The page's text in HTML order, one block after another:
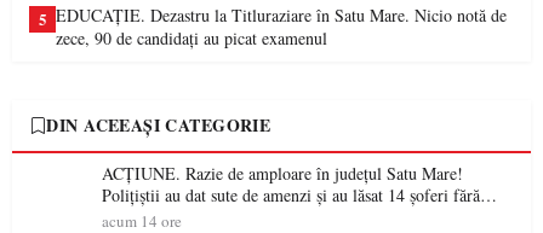
5 EDUCAȚIE. Dezastru la Titluraziare în Satu Mare. Nicio notă de
zece, 90 de candidați au picat examenul
DIN ACEEAȘI CATEGORIE
ACȚIUNE. Razie de amploare în județul Satu Mare!
Polițiștii au dat sute de amenzi și au lăsat 14 șoferi fără
permis într-o singură zi
acum 14 ore